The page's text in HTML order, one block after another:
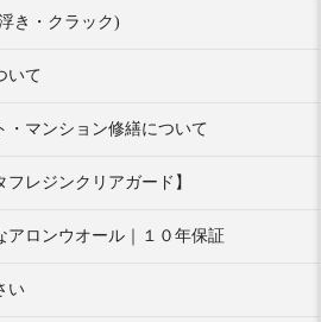
き・クラック)
いて
・マンション修繕について
レジンクリアガード】
アロンウオール｜１０年保証
い